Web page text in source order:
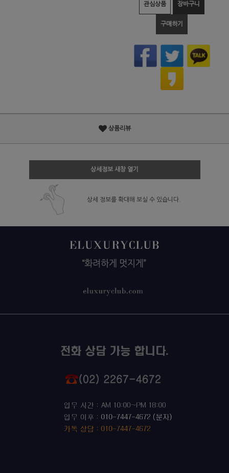
관심상품 장바구니
구매하기
상품리뷰
상세정보 새창 열기
상세 정보를 확대해 보실 수 있습니다.